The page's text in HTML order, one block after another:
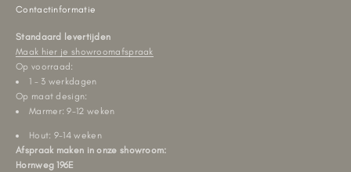
Contactinformatie
Standaard levertijden
Maak hier je showroomafspraak
Op voorraad:
1 - 3 werkdagen
Op maat design:
Marmer: 9-12 weken
Hout: 9-14 weken
Afspraak maken in onze showroom:
Hornweg 196E